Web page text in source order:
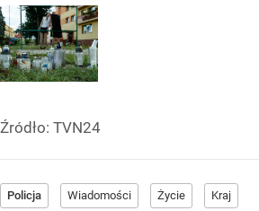
Źródło: TVN24
Policja Wiadomości Życie Kraj